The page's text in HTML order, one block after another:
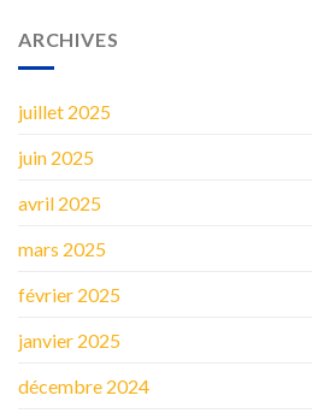
ARCHIVES
juillet 2025
juin 2025
avril 2025
mars 2025
février 2025
janvier 2025
décembre 2024